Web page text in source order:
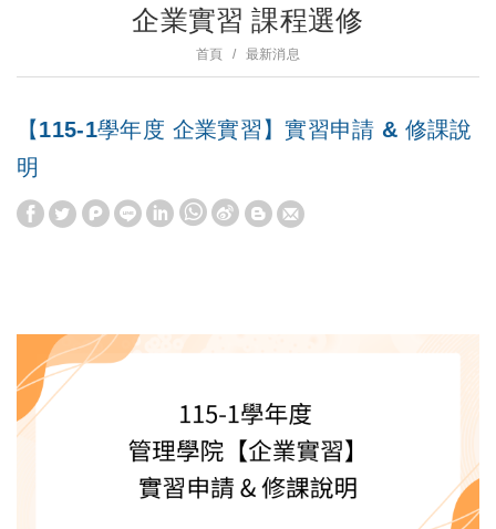
企業實習 課程選修
首頁 最新消息
【115-1學年度 企業實習】實習申請 & 修課說
明
t
A
p
p
a
e
i
b